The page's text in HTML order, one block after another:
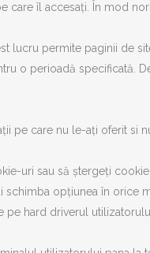
care îl accesați. În mod
lucru permite paginii de
o perioadă specificată.
pe care nu le-ați oferit si
uri sau să ștergeți
schimba opțiunea în orice
pe hard driverul